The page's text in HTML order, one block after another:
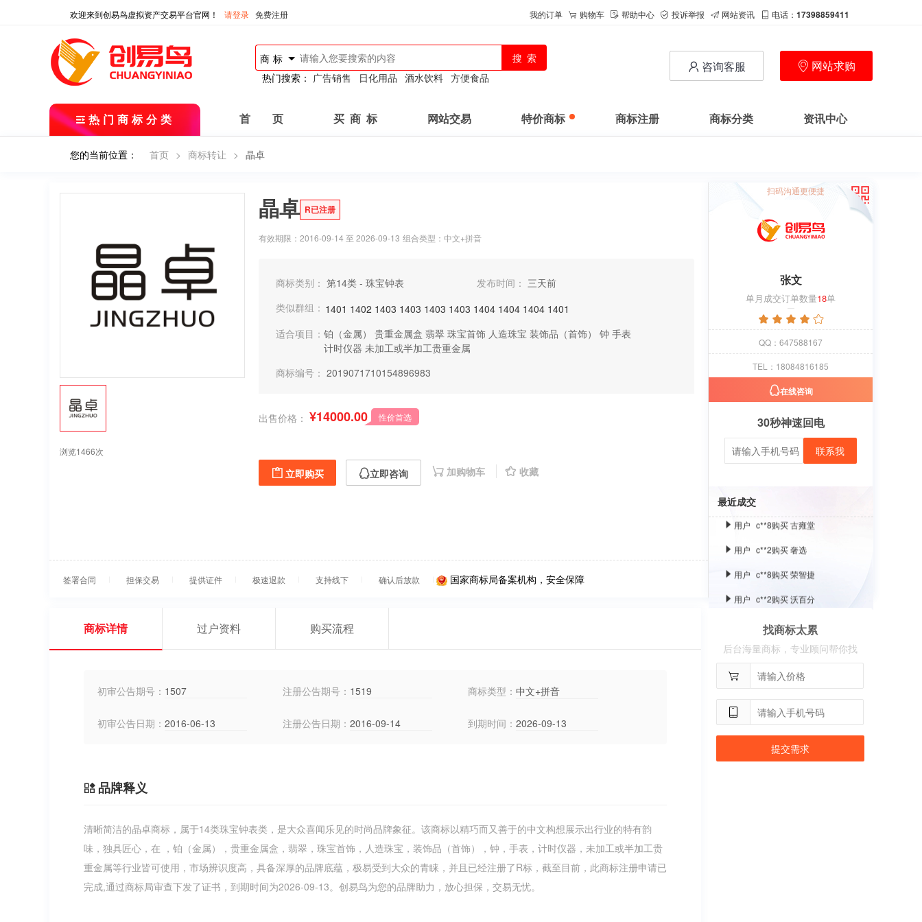
欢迎来到创易鸟虚拟资产交易平台官网！ 请登录 免费注册 我的订单 购物车 帮助中心 投诉举报 网站资讯 电话： 17398859411
商标
热门搜索： 广告销售 日化用品 酒水饮料 方便食品
咨询客服 网站求购
热门商标分类 首 页 买 商 标 网站交易 特价商标 商标注册 商标分类 资讯中心
您的当前位置： 首页 > 商标转让 > 晶卓
浏览1466次
晶卓 R已注册
有效期限：2016-09-14 至 2026-09-13 组合类型：中文+拼音
商标类别： 第14类 - 珠宝钟表 发布时间： 三天前
类似群组： 1401 1402 1403 1403 1403 1403 1404 1404 1404 1401
适合项目： 铂（金属） 贵重金属盒 翡翠 珠宝首饰 人造珠宝 装饰品（首饰） 钟 手表
计时仪器 未加工或半加工贵重金属
商标编号： 2019071710154896983
出售价格： ¥14000.00 性价首选
立即购买 立即咨询 加购物车 收藏
签署合同 担保交易 提供证件 极速退款 支持线下 确认后放款 国家商标局备案机构，安全保障
扫码沟通更便捷
张文
单月成交订单数量18单
QQ：647588167
TEL：18084816185
在线咨询
30秒神速回电
联系我
最近成交
c**2购买 奢选
用户 c**1购买 萝卜
用户
用户 c**8购买 荣智捷
用户 c**2购买 沃百分
用户 c**1购买 萝卜
用户 c**8购买 古雍堂
c**2购买 奢选
用户 c**8购买 荣智捷
用户 c**2购买 沃百分
商标详情 过户资料 购买流程
初审公告期号： 1507 注册公告期号： 1519 商标类型： 中文+拼音
初审公告日期： 2016-06-13 注册公告日期： 2016-09-14 到期时间： 2026-09-13
品牌释义
清晰简洁的晶卓商标，属于14类珠宝钟表类，是大众喜闻乐见的时尚品牌象征。该商标以精巧而又善于的中文构想展示出行业的特有韵
味，独具匠心，在 ，铂（金属），贵重金属盒，翡翠，珠宝首饰，人造珠宝，装饰品（首饰），钟，手表，计时仪器，未加工或半加工贵
重金属等行业皆可使用，市场辨识度高，具备深厚的品牌底蕴，极易受到大众的青睐，并且已经注册了R标，截至目前，此商标注册申请已
完成,通过商标局审查下发了证书，到期时间为2026-09-13。创易鸟为您的品牌助力，放心担保，交易无忧。
找商标太累
后台海量商标，专业顾问帮你找
提交需求